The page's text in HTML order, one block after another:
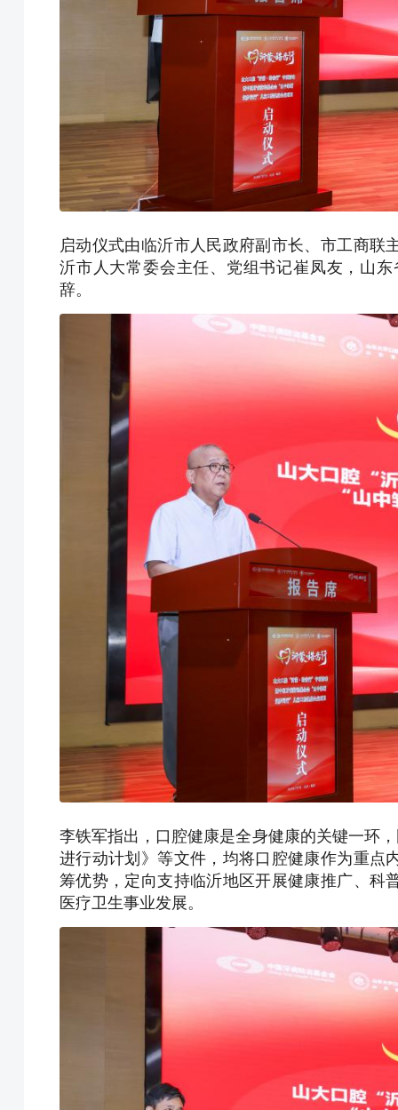
启动仪式由临沂市人民政府副市长、市工商
沂市人大常委会主任、党组书记崔凤友，山
辞。
李铁军指出，口腔健康是全身健康的关键一环
进行动计划》等文件，均将口腔健康作为重点
筹优势，定向支持临沂地区开展健康推广、科
医疗卫生事业发展。